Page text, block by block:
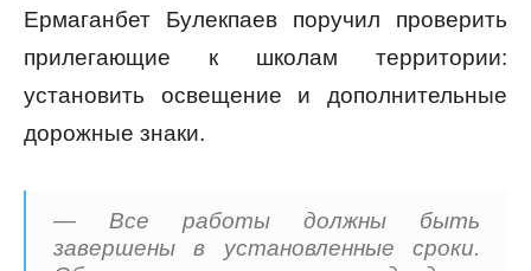
Ермаганбет Булекпаев поручил проверить
прилегающие к школам территории:
установить освещение и дополнительные
дорожные знаки.
— Все работы должны быть
завершены в установленные сроки.